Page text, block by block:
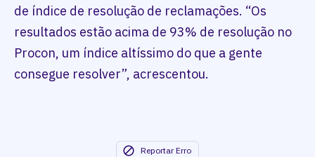
de índice de resolução de reclamações. “Os
resultados estão acima de 93% de resolução no
Procon, um índice altíssimo do que a gente
consegue resolver”, acrescentou.
Reportar Erro